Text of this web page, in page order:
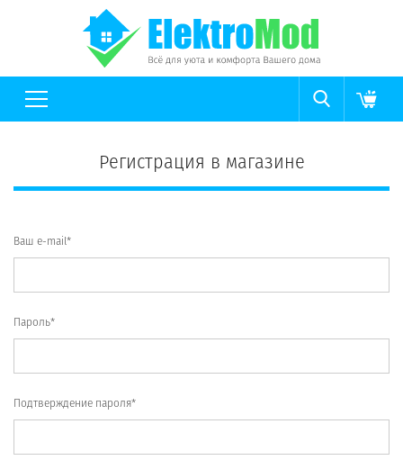
Регистрация в магазине
Ваш e-mail*
Пароль*
Подтверждение пароля*